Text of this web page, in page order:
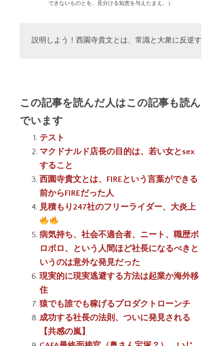
できないものとを、見分ける知恵を与えたまえ。）
説明しよう！西園寺貴文とは、常識と大衆に反逆する
この記事を読んだ人はこの記事も読ん
でいます
テスト
マクドナルド店長の目的は、若い女とsex
すること
西園寺貴文とは、FIREという言葉ができる
前からFIREだった人
見積もり247社のフリーライダー、大炎上
病気持ち、社会不適合者、ニート、職歴ボ
ロボロ、という人間ほど社長になるべきと
いうのは意外な発見だった
現実的に現実逃避する方法は起業か海外移
住
猿でも誰でも稼げるプロダクトローンチ
成功する社長の法則、ついに発見される
【共感の嵐】